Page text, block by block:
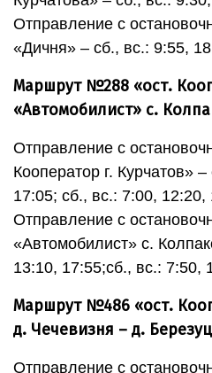
Отправление с
«Дичня» – сб., вс.: 9:55,
Маршрут №288 «ост.
«Автомобилист» с.
Отправление с
Кооператор г. Курчатов»
17:05; сб., вс.: 7:00, 12:20,
Отправление с
«Автомобилист» с.
13:10, 17:55;сб., вс.: 7:50,
Маршрут №486 «ост.
д. Чечевизня – д.
Отправление с